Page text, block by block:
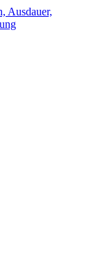
Ausdauer,